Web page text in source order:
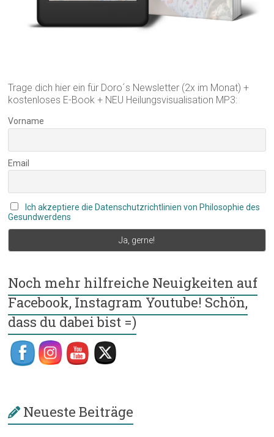
Trage dich hier ein für Doro´s Newsletter (2x im Monat) +
kostenloses E-Book + NEU Heilungsvisualisation MP3:
Vorname
Email
Ich akzeptiere die Datenschutzrichtlinien von Philosophie des
Gesundwerdens
Noch mehr hilfreiche Neuigkeiten auf
Facebook, Instagram Youtube! Schön,
dass du dabei bist =)
Neueste Beiträge